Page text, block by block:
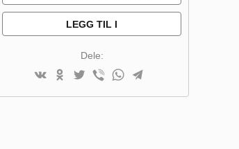
LEGG TIL I
Dele: